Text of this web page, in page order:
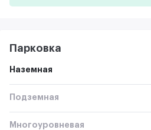
Парковка
Наземная
Подземная
Многоуровневая